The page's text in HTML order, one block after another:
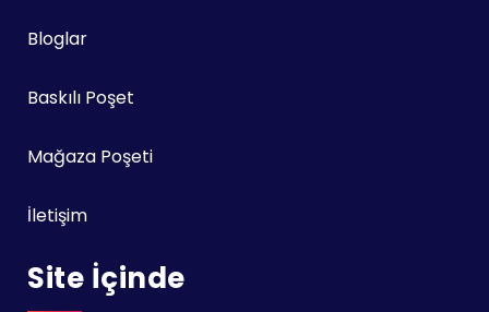
Bloglar
Baskılı Poşet
Mağaza Poşeti
İletişim
Site İçinde